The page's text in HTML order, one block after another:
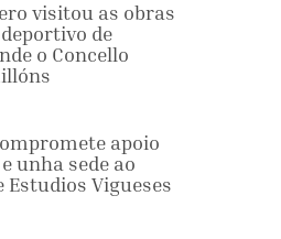
visitou as obras
de
o Concello
apoio
unha sede ao
Vigueses